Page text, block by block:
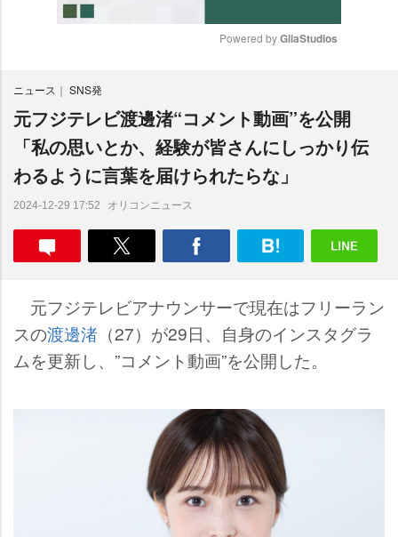
t
e
Powered by GliaStudios
ニュース SNS発
元フジテレビ渡邊渚“コメント動画”を公開
「私の思いとか、経験が皆さんにしっかり伝
わるように言葉を届けられたらな」
2024-12-29 17:52 オリコンニュース
元フジテレビアナウンサーで現在はフリーラン
スの渡邊渚 （27）が29日、自身のインスタグラ
ムを更新し、”コメント動画”を公開した。